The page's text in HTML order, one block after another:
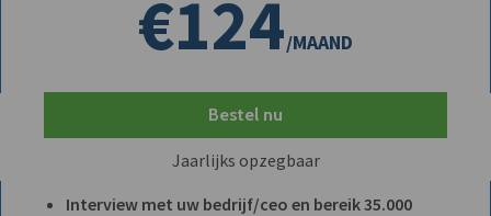
€124/MAAND
Bestel nu
Jaarlijks opzegbaar
Interview met uw bedrijf/ceo en bereik 35.000